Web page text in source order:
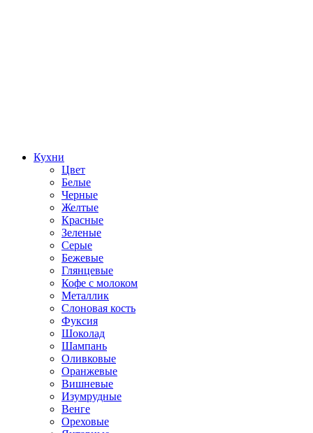
Кухни
Цвет
Белые
Черные
Желтые
Красные
Зеленые
Серые
Бежевые
Глянцевые
Кофе с молоком
Металлик
Слоновая кость
Фуксия
Шоколад
Шампань
Оливковые
Оранжевые
Вишневые
Изумрудные
Венге
Ореховые